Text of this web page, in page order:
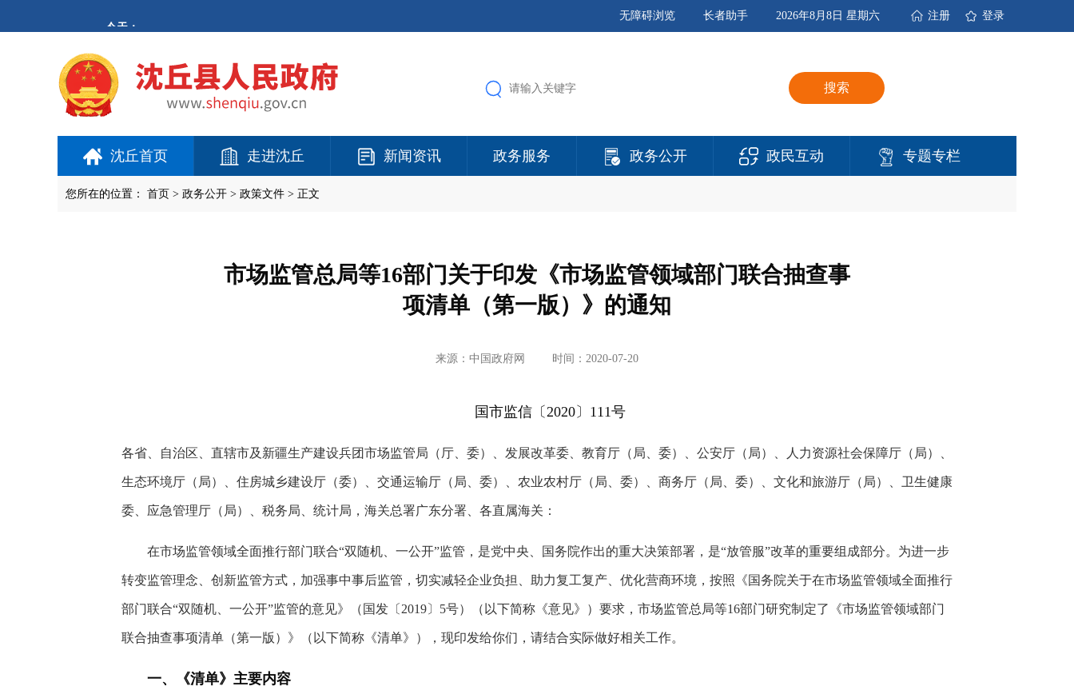
进
登录
注册
2026年8月8日 星期六
长者助手
无障碍浏览
搜索
沈丘首页 走进沈丘 新闻资讯 政务服务 政务公开 政民互动 专题专栏
您所在的位置： 首页 > 政务公开 > 政策文件 > 正文
市场监管总局等16部门关于印发《市场监管领域部门联合抽查事
项清单（第一版）》的通知
来源：中国政府网 时间：2020-07-20
国市监信〔2020〕111号
各省、自治区、直辖市及新疆生产建设兵团市场监管局（厅、委）、发展改革委、教育厅（局、委）、公安厅（局）、人力资源社会保障厅（局）、
生态环境厅（局）、住房城乡建设厅（委）、交通运输厅（局、委）、农业农村厅（局、委）、商务厅（局、委）、文化和旅游厅（局）、卫生健康
委、应急管理厅（局）、税务局、统计局，海关总署广东分署、各直属海关：
在市场监管领域全面推行部门联合“双随机、一公开”监管，是党中央、国务院作出的重大决策部署，是“放管服”改革的重要组成部分。为进一步
转变监管理念、创新监管方式，加强事中事后监管，切实减轻企业负担、助力复工复产、优化营商环境，按照《国务院关于在市场监管领域全面推行
部门联合“双随机、一公开”监管的意见》（国发〔2019〕5号）（以下简称《意见》）要求，市场监管总局等16部门研究制定了《市场监管领域部门
联合抽查事项清单（第一版）》（以下简称《清单》），现印发给你们，请结合实际做好相关工作。
一、《清单》主要内容